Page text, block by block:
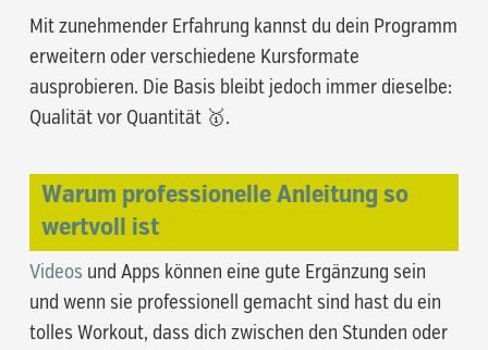
Mit zunehmender Erfahrung kannst du dein Programm
erweitern oder verschiedene Kursformate
ausprobieren. Die Basis bleibt jedoch immer dieselbe:
Qualität vor Quantität 🥇.
Warum professionelle Anleitung so
wertvoll ist
Videos und Apps können eine gute Ergänzung sein
und wenn sie professionell gemacht sind hast du ein
tolles Workout, dass dich zwischen den Stunden oder